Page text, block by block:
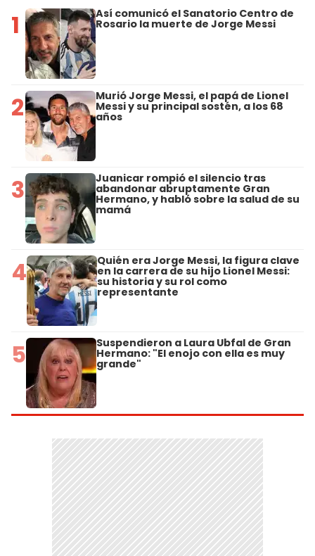
1 Así comunicó el Sanatorio Centro de
Rosario la muerte de Jorge Messi
2 Murió Jorge Messi, el papá de Lionel
Messi y su principal sostén, a los 68
años
3 Juanicar rompió el silencio tras
abandonar abruptamente Gran
Hermano, y habló sobre la salud de su
mamá
4 Quién era Jorge Messi, la figura clave
en la carrera de su hijo Lionel Messi:
su historia y su rol como
representante
5 Suspendieron a Laura Ubfal de Gran
Hermano: "El enojo con ella es muy
grande"